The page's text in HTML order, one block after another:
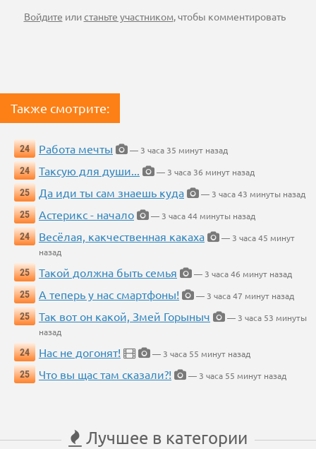
Войдите илистаньте участником, чтобы комментировать
Также смотрите:
24 Работа мечты
— 3 часа 35 минут назад
24
Таксую для души...
— 3 часа 36 минут назад
25
Да иди ты сам знаешь куда
— 3 часа 43 минуты назад
25
Астерикс - начало
— 3 часа 44 минуты назад
24
Весёлая, какчественная какаха
— 3 часа 45 минут
назад
25
Такой должна быть семья
— 3 часа 46 минут назад
25
А теперь у нас смартфоны!
— 3 часа 47 минут назад
25
Так вот он какой, Змей Горыныч
— 3 часа 53 минуты
назад
24
Нас не догонят!
— 3 часа 55 минут назад
25
Что вы щас там сказали?! — 3 часа 55 минут назад
Лучшее в категории